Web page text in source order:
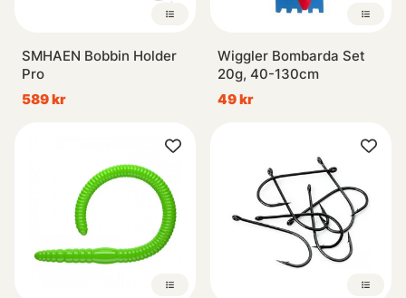
SMHAEN Bobbin Holder
Pro
589 kr
Wiggler Bombarda Set
20g, 40-130cm
49 kr